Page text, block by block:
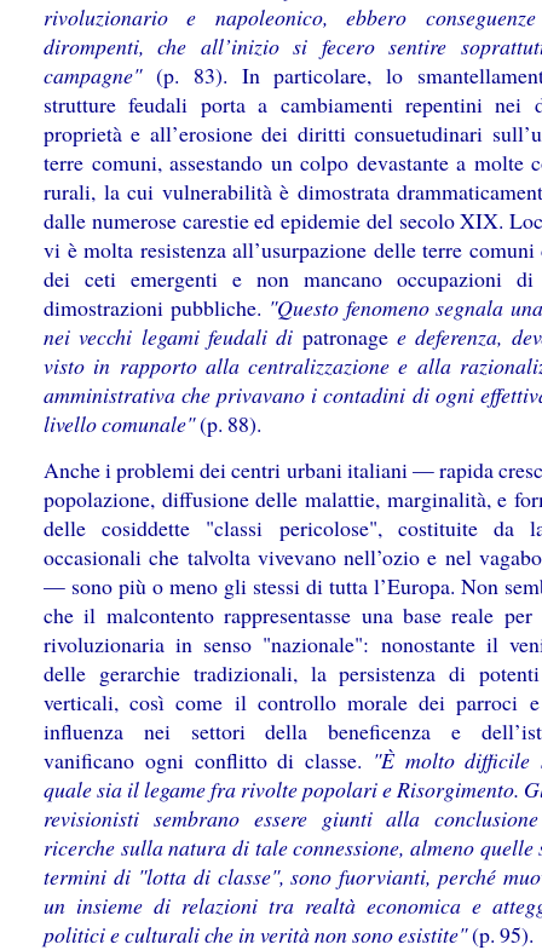
rivoluzionario e napoleonico, ebbero
dirompenti, che all’inizio si fecero sentire
campagne"(p. 83). In particolare, lo
strutture feudali porta a cambiamenti repentini nei
proprietà e all’erosione dei diritti consuetudinari
terre comuni, assestando un colpo devastante a molte
rurali, la cui vulnerabilità è dimostrata
dalle numerose carestie ed epidemie del secolo XIX.
vi è molta resistenza all’usurpazione delle terre comuni
dei ceti emergenti e non mancano occupazioni
dimostrazioni pubbliche. "Questo fenomeno segnala
nei vecchi legami feudali di patronagee deferenza,
visto in rapporto alla centralizzazione e alla
amministrativa che privavano i contadini di ogni
livello comunale"(p. 88).
Anche i problemi dei centri urbani italiani — rapida
popolazione, diffusione delle malattie, marginalità, e
delle cosiddette "classi pericolose", costituite da
occasionali che talvolta vivevano nell’ozio e nel
— sono più o meno gli stessi di tutta l’Europa. Non
che il malcontento rappresentasse una base reale per
rivoluzionaria in senso "nazionale": nonostante il
delle gerarchie tradizionali, la persistenza di
verticali, così come il controllo morale dei parroci
influenza nei settori della beneficenza e
vanificano ogni conflitto di classe. "È molto difficile
quale sia il legame fra rivolte popolari e Risorgimento.
revisionisti sembrano essere giunti alla
ricerche sulla natura di tale connessione, almeno quelle
termini di "lotta di classe", sono fuorvianti, perché
un insieme di relazioni tra realtà economica e
politici e culturali che in verità non sono esistite"(p. 95).